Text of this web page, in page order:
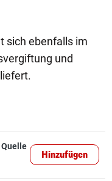
sich ebenfalls im
und
Hinzufügen